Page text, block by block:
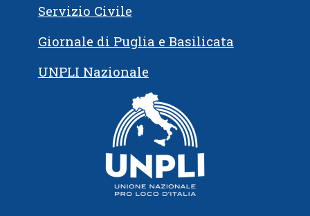
Servizio Civile
Giornale di Puglia e Basilicata
UNPLI Nazionale